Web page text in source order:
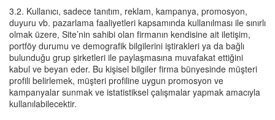
3.2. Kullanıcı, sadece tanıtım, reklam, kampanya, promosyon,
duyuru vb. pazarlama faaliyetleri kapsamında kullanılması ile sınırlı
olmak üzere, Site’nin sahibi olan firmanın kendisine ait iletişim,
portföy durumu ve demografik bilgilerini iştirakleri ya da bağlı
bulunduğu grup şirketleri ile paylaşmasına muvafakat ettiğini
kabul ve beyan eder. Bu kişisel bilgiler firma bünyesinde müşteri
profili belirlemek, müşteri profiline uygun promosyon ve
kampanyalar sunmak ve istatistiksel çalışmalar yapmak amacıyla
kullanılabilecektir.